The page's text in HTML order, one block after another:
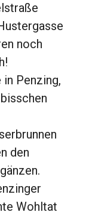
noch
Penzing,
den
Wohltat